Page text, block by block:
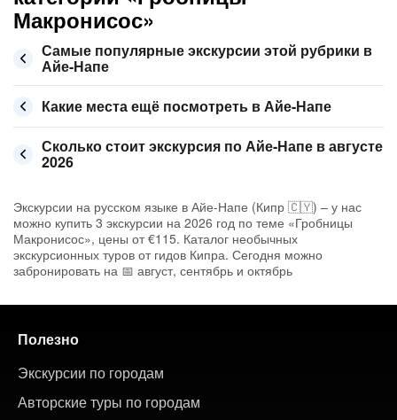
Макронисос»
Самые популярные экскурсии этой рубрики в
Айе-Напе
Какие места ещё посмотреть в Айе-Напе
Сколько стоит экскурсия по Айе-Напе в августе
2026
Экскурсии на русском языке в Айе-Напе (Кипр 🇨🇾) – у нас
можно купить 3 экскурсии на 2026 год по теме «Гробницы
Макронисос», цены от €115. Каталог необычных
экскурсионных туров от гидов Кипра. Сегодня можно
забронировать на 📅 август, сентябрь и октябрь
Полезно
Экскурсии по городам
Авторские туры по городам